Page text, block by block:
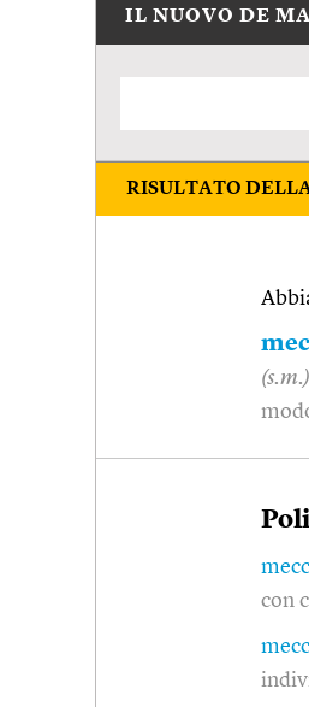
IL NUOVO DE
RISULTATO
(s.m.)
con